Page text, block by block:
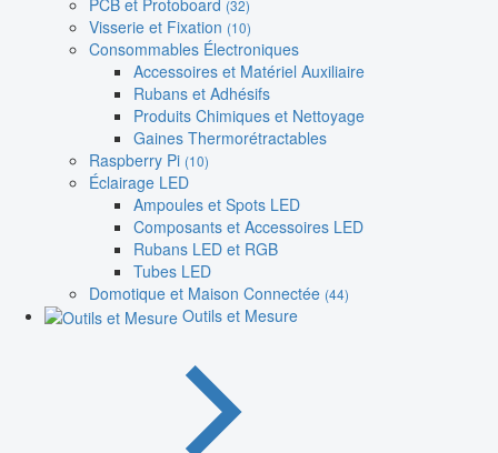
(32)
Visserie et Fixation (10)
Consommables Électroniques
Accessoires et Matériel Auxiliaire
Rubans et Adhésifs
Produits Chimiques et Nettoyage
Gaines Thermorétractables
Raspberry Pi (10)
Éclairage LED
Ampoules et Spots LED
Composants et Accessoires LED
Rubans LED et RGB
Tubes LED
Domotique et Maison Connectée (44)
Outils et Mesure